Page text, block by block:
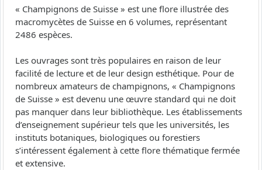
« Champignons de Suisse » est une flore illustrée des
macromycètes de Suisse en 6 volumes, représentant
2486 espèces.
Les ouvrages sont très populaires en raison de leur
facilité de lecture et de leur design esthétique. Pour de
nombreux amateurs de champignons, « Champignons
de Suisse » est devenu une œuvre standard qui ne doit
pas manquer dans leur bibliothèque. Les établissements
d’enseignement supérieur tels que les universités, les
instituts botaniques, biologiques ou forestiers
s’intéressent également à cette flore thématique fermée
et extensive.